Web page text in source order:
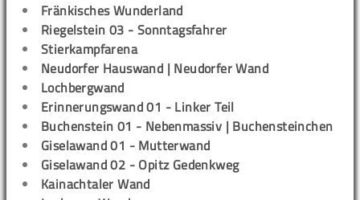
Fränkisches Wunderland
Riegelstein 03 - Sonntagsfahrer
Stierkampfarena
Neudorfer Hauswand | Neudorfer Wand
Lochbergwand
Erinnerungswand 01 - Linker Teil
Buchenstein 01 - Nebenmassiv | Buchensteinchen
Giselawand 01 - Mutterwand
Giselawand 02 - Opitz Gedenkweg
Kainachtaler Wand